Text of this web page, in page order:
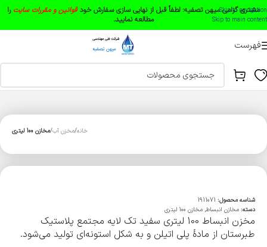
Skip to navigation
Skip to main content
مشتری گرامی میهن تصفیه: لطفاً قبل از نهایی سازی سفارش خودقوانین و مقررات سایت را
مطالعه نمایید.
فهرست
خانه مخزن آب مخازن 100 لیتری
شناسه محصول: 1911071
دسته: مخازن انبساط, مخازن 100 لیتری
مخزن انبساط 100 لیتری سفید تک لایه مجتمع پلاستیک
طبرستان از مادۀ پلی اتیلن و به شکل استونه‌ای تولید می‌شود.